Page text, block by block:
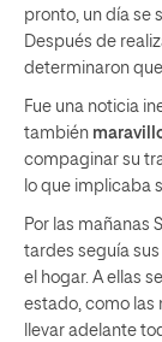
pronto, un día se
Después de
determinaron
Fue una noticia
también
compaginar su
lo que implicaba
Por las mañanas
tardes seguía
el hogar. A ellas
estado, como las
llevar adelante